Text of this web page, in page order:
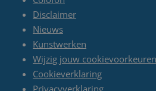
Disclaimer
Nieuws
Kunstwerken
Wijzig jouw cookievoorkeuren
Cookieverklaring
Privacyverklaring